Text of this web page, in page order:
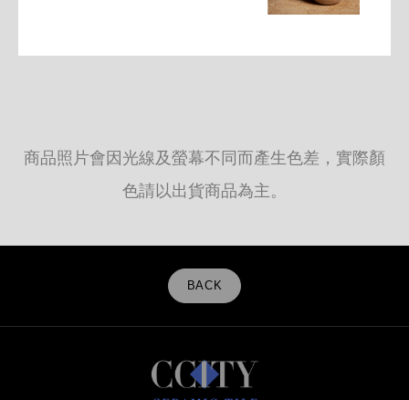
商品照片會因光線及螢幕不同而產生色差，實際顏
色請以出貨商品為主。
BACK